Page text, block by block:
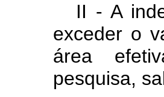
II - A
exceder o
área
pesquisa,